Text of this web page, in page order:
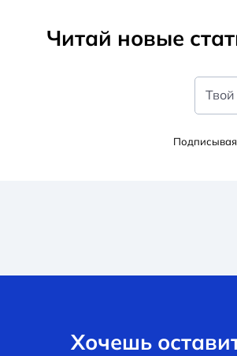
Читай новые
Хочешь